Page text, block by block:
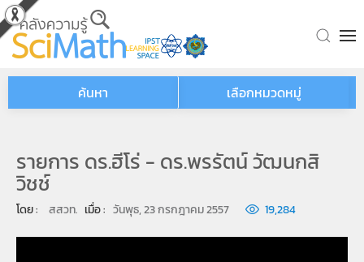
Skip to main content
ค้นหา เลือกหมวดหมู่
รายการ ดร.ฮีโร่ - ดร.พรรัตน์ วัฒนกสิ
วิชช์
โดย : สสวท. เมื่อ : วันพุธ, 23 กรกฎาคม 2557 19,284